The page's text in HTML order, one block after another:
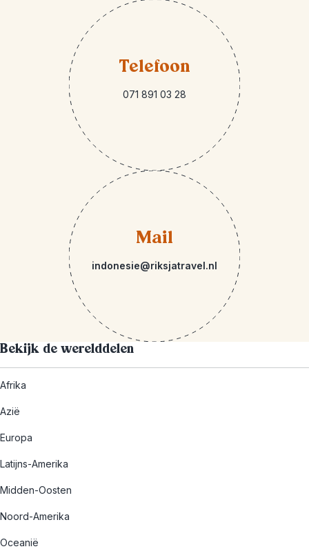
Telefoon
071 891 03 28
Mail
indonesie@riksjatravel.nl
Bekijk de werelddelen
Afrika
Azië
Europa
Latijns-Amerika
Midden-Oosten
Noord-Amerika
Oceanië